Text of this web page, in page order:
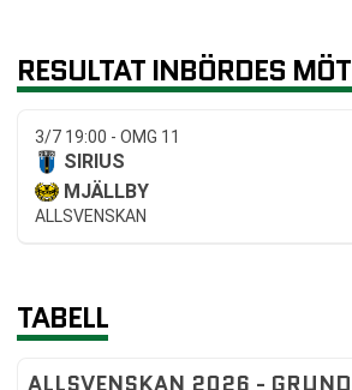
RESULTAT INBÖRDES
3/7 19:00 - OMG 11
SIRIUS
MJÄLLBY
ALLSVENSKAN
TABELL
ALLSVENSKAN 2026 -